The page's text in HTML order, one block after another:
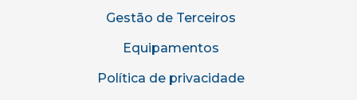
Gestão de Terceiros
Equipamentos
Política de privacidade